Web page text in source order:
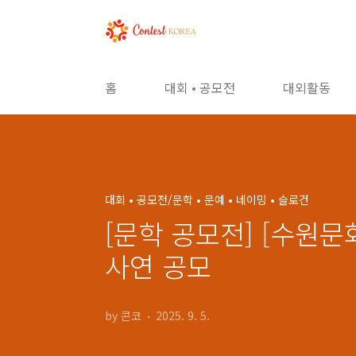
홈 대회 • 공모전 대외활동
대회 • 공모전/문학 • 문예 • 네이밍 • 슬로건
[문학 공모전] [수원
사연 공모
by 콘코 2025. 9. 5.